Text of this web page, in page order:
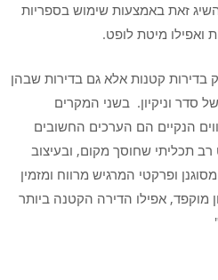
זאת באמצעות שימוש בספריות
ואפילו מיטת לופט.
בדירות קטנות אלא גם בדירות שבהן
סדר וניקיון. בשני המקרים
הנקיים הם הערכים החשובים
תכליתי שחוסך מקום, ובעיצוב
ופרקטי המרגיש מרווח ומזמין
מוקפד, אפילו הדירה הקטנה ביותר